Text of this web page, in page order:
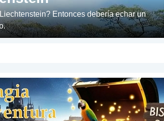
Entonces debería echar un